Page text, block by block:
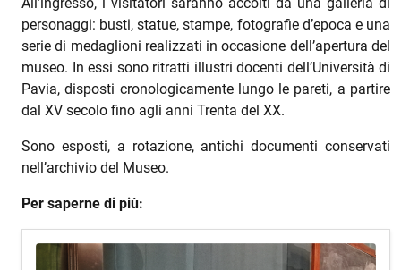
personaggi: busti, statue, stampe, fotografie d’epoca e una
serie di medaglioni realizzati in occasione dell’apertura del
museo. In essi sono ritratti illustri docenti dell’Università di
Pavia, disposti cronologicamente lungo le pareti, a partire
dal XV secolo fino agli anni Trenta del XX.
Sono esposti, a rotazione, antichi documenti conservati
nell’archivio del Museo.
Per saperne di più: